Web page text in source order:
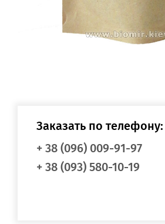
Отруби и хлопья
Бобовые
Соль, специи, приправы
Семена, семечки
Сухофрукты, ягоды сушеные
Орехи
Напитки
Матча (маття)
Лечебные чаи
Заказать по телефону:
+ 38 (096) 009-91-97
+ 38 (093) 580-10-19